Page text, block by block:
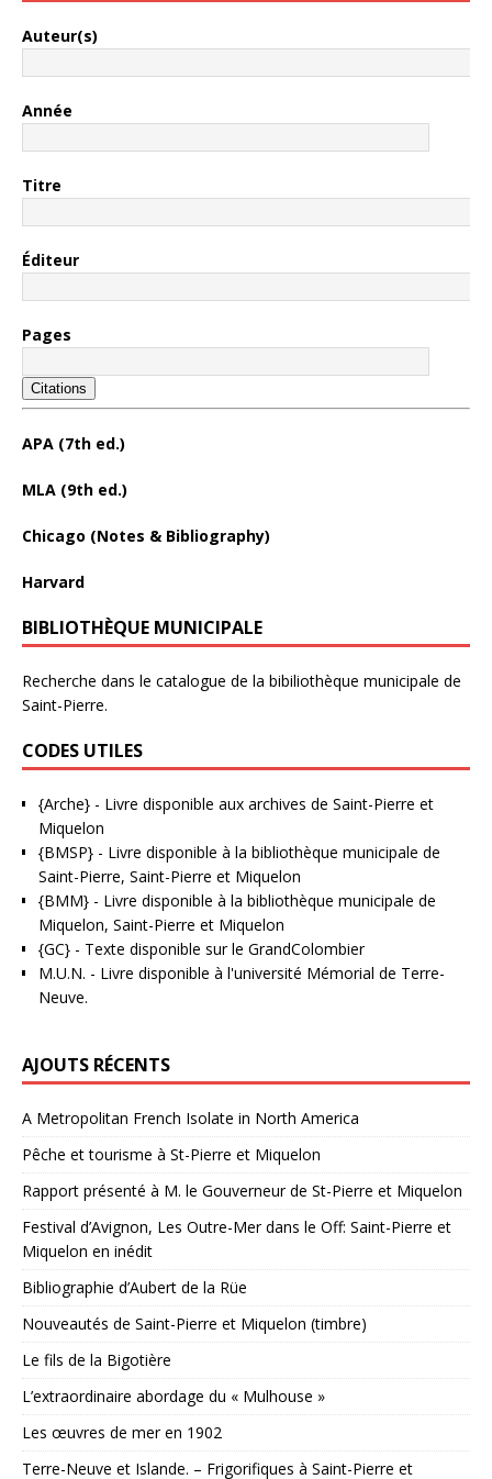
Auteur(s)
Année
Titre
Éditeur
Pages
Citations
APA (7th ed.)
MLA (9th ed.)
Chicago (Notes & Bibliography)
Harvard
BIBLIOTHÈQUE MUNICIPALE
Recherche dans le catalogue de la bibiliothèque municipale de
Saint-Pierre.
CODES UTILES
{Arche} - Livre disponible aux archives de Saint-Pierre et
Miquelon
{BMSP} - Livre disponible à la bibliothèque municipale de
Saint-Pierre, Saint-Pierre et Miquelon
{BMM} - Livre disponible à la bibliothèque municipale de
Miquelon, Saint-Pierre et Miquelon
{GC} - Texte disponible sur le GrandColombier
M.U.N. - Livre disponible à l'université Mémorial de Terre-
Neuve.
AJOUTS RÉCENTS
A Metropolitan French Isolate in North America
Pêche et tourisme à St-Pierre et Miquelon
Rapport présenté à M. le Gouverneur de St-Pierre et Miquelon
Festival d’Avignon, Les Outre-Mer dans le Off: Saint-Pierre et
Miquelon en inédit
Bibliographie d’Aubert de la Rüe
Nouveautés de Saint-Pierre et Miquelon (timbre)
Le fils de la Bigotière
L’extraordinaire abordage du « Mulhouse »
Les œuvres de mer en 1902
Terre-Neuve et Islande. – Frigorifiques à Saint-Pierre et